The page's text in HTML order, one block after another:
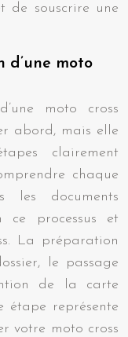
de souscrire une
d’une moto
moto cross
abord, mais elle
clairement
chaque
les documents
ce processus et
La préparation
le passage
de la carte
étape représente
votre moto cross